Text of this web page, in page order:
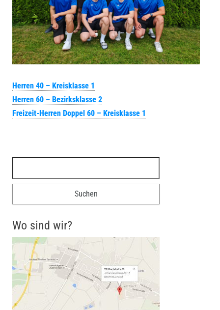
Herren 40 – Kreisklasse 1
Herren 60 – Bezirksklasse 2
Freizeit-Herren Doppel 60 – Kreisklasse 1
Wo sind wir?